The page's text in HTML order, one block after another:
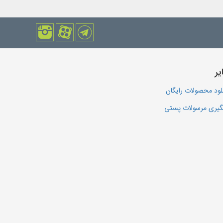
محصولات رایگان
مرسولات پستی